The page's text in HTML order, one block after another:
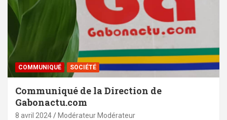
COMMUNIQUÉ SOCIÉTÉ
Communiqué de la Direction de
Gabonactu.com
8 avril 2024 Modérateur Modérateur